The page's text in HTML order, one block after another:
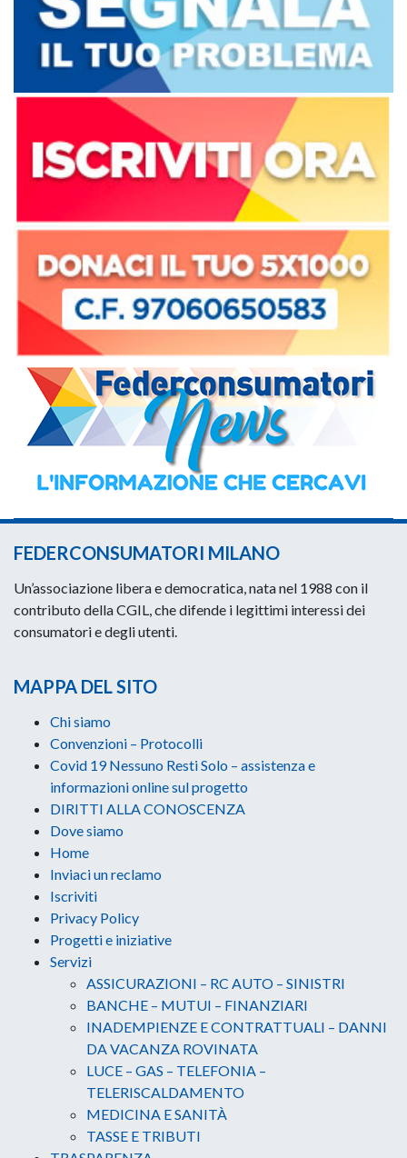
FEDERCONSUMATORI MILANO
Un’associazione libera e democratica, nata nel 1988 con il
contributo della CGIL, che difende i legittimi interessi dei
consumatori e degli utenti.
MAPPA DEL SITO
Chi siamo
Convenzioni – Protocolli
Covid 19 Nessuno Resti Solo – assistenza e
informazioni online sul progetto
DIRITTI ALLA CONOSCENZA
Dove siamo
Home
Inviaci un reclamo
Iscriviti
Privacy Policy
Progetti e iniziative
Servizi
ASSICURAZIONI – RC AUTO – SINISTRI
BANCHE – MUTUI – FINANZIARI
INADEMPIENZE E CONTRATTUALI – DANNI
DA VACANZA ROVINATA
LUCE – GAS – TELEFONIA –
TELERISCALDAMENTO
MEDICINA E SANITÀ
TASSE E TRIBUTI